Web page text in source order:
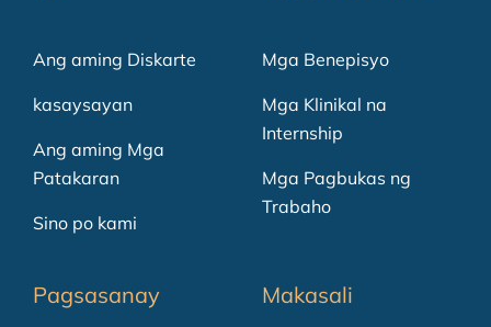
Ang aming Diskarte
kasaysayan
Ang aming Mga
Patakaran
Sino po kami
Mga Benepisyo
Mga Klinikal na
Internship
Mga Pagbukas ng
Trabaho
Pagsasanay Makasali